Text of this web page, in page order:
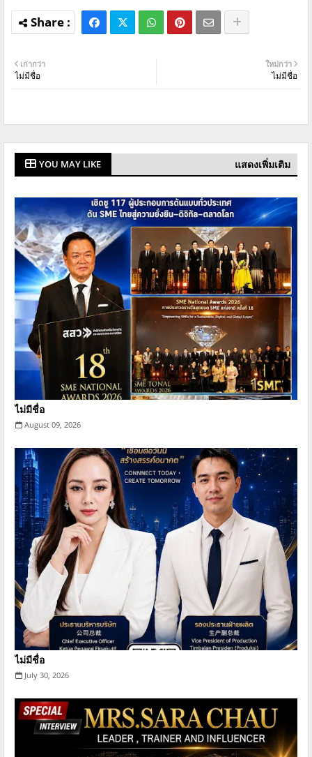
ใหม่กว่า
ไม่มีชื่อ
เก่ากว่า
ไม่มีชื่อ
YOU MAY LIKE แสดงเพิ่มเติม
ไม่มีชื่อ
August 09, 2026
ไม่มีชื่อ
July 30, 2026